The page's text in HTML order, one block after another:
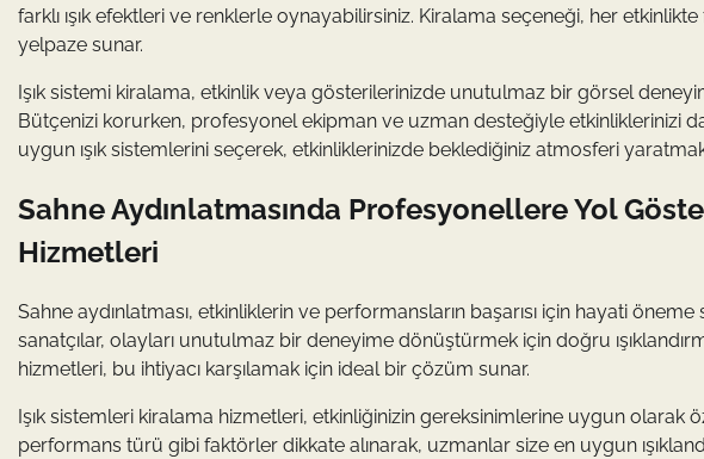
farklı ışık efektleri ve renklerle oynayabilirsiniz. Kiralama seçeneği, her
yelpaze sunar.
Işık sistemi kiralama, etkinlik veya gösterilerinizde unutulmaz bir görsel
Bütçenizi korurken, profesyonel ekipman ve uzman desteğiyle etkinliklerinizi
uygun ışık sistemlerini seçerek, etkinliklerinizde beklediğiniz atmosferi
Sahne Aydınlatmasında Profesyonellere Yol
Hizmetleri
Sahne aydınlatması, etkinliklerin ve performansların başarısı için hayati
sanatçılar, olayları unutulmaz bir deneyime dönüştürmek için doğru
hizmetleri, bu ihtiyacı karşılamak için ideal bir çözüm sunar.
Işık sistemleri kiralama hizmetleri, etkinliğinizin gereksinimlerine uygun olarak
performans türü gibi faktörler dikkate alınarak, uzmanlar size en uygun